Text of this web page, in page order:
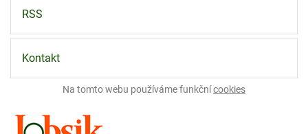
RSS
Kontakt
Na tomto webu používáme funkčnícookies